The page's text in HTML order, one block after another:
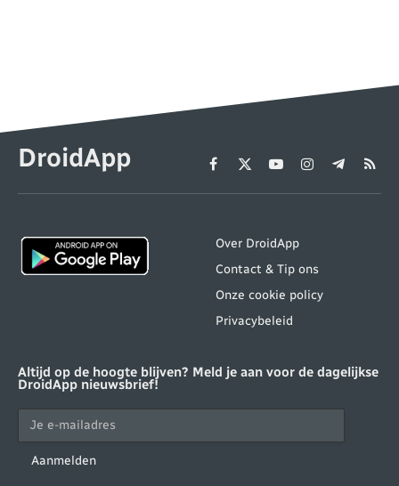
DroidApp Facebook
X
(Twitter)
YouTubeInstagram
Telegram
RSS
Over DroidApp
Contact & Tip ons
Onze cookie policy
Privacybeleid
Altijd op de hoogte blijven? Meld je aan voor de dagelijkse
DroidApp nieuwsbrief!
Aanmelden